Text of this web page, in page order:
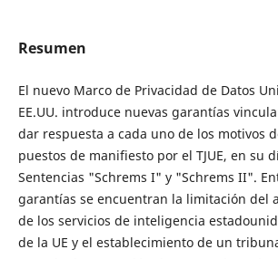
Resumen
El nuevo Marco de Privacidad de Datos
EE.UU. introduce nuevas garantías
dar respuesta a cada uno de los motivos
puestos de manifiesto por el TJUE, en su
Sentencias "Schrems I" y "Schrems II".
garantías se encuentran la limitación del
de los servicios de inteligencia
de la UE y el establecimiento de un